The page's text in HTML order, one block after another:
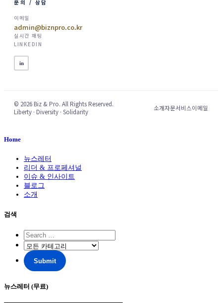
문의 / 상담
이메일
admin@biznpro.co.kr
실시간 채팅
LINKEDIN
in
© 2026 Biz & Pro. All Rights Reserved.
Liberty · Diversity · Solidarity
소개자문서비스이메일
Home
뉴스레터
리더 & 프로페셔널
이슈 & 인사이트
블로그
소개
검색
뉴스레터 (무료)